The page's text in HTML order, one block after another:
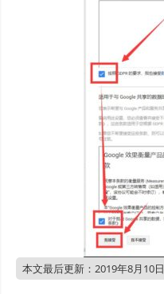
本文最后更新： 2019年8月10日